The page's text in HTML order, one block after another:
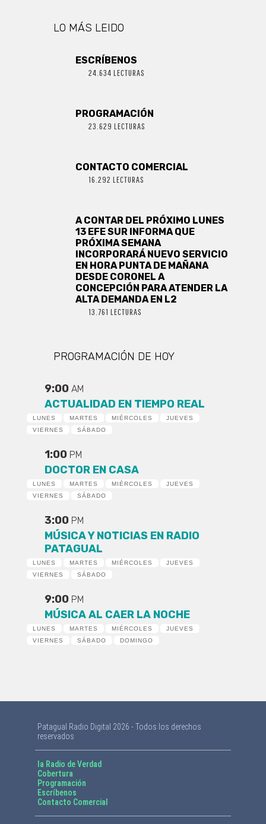
LO MÁS LEIDO
ESCRÍBENOS
24.634 LECTURAS
PROGRAMACIÓN
23.629 LECTURAS
CONTACTO COMERCIAL
16.292 LECTURAS
A CONTAR DEL PRÓXIMO LUNES
13 EFE SUR INFORMA QUE
PRÓXIMA SEMANA
INCORPORARÁ NUEVO SERVICIO
EN HORA PUNTA DE MAÑANA
DESDE CORONEL A
CONCEPCIÓN PARA ATENDER LA
ALTA DEMANDA EN L2
13.761 LECTURAS
PROGRAMACIÓN DE HOY
9:00 AM
ACTUALIDAD EN TIEMPO REAL
LUNES MARTES MIÉRCOLES
JUEVES
VIERNES
SÁBADO
1:00 PM
DOCTOR EN CASA
LUNES MARTES MIÉRCOLES
JUEVES
VIERNES
SÁBADO
3:00 PM
MÚSICA Y NOTICIAS EN RADIO
PATAGUAL
LUNES MARTES MIÉRCOLES
JUEVES
VIERNES
SÁBADO
9:00 PM
MÚSICA AL CAER LA NOCHE
LUNES MARTES MIÉRCOLES
JUEVES
VIERNES
SÁBADO DOMINGO
Patagual Radio Digital 2026 - Todos los derechos
reservados
la Radio de Verdad
Cobertura
Programación
Escríbenos
Contacto Comercial